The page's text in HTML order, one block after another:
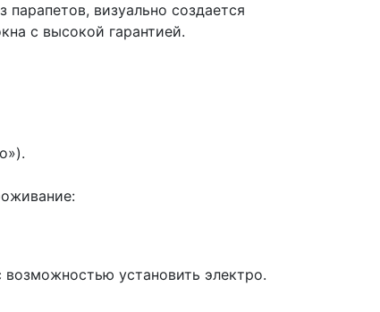
визуально создается
с высокой гарантией.
установить электро.